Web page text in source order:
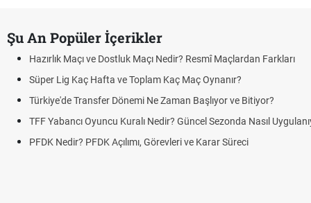
Şu An Popüler İçerikler
Hazırlık Maçı ve Dostluk Maçı Nedir? Resmî Maçlardan Farkları
Süper Lig Kaç Hafta ve Toplam Kaç Maç Oynanır?
Türkiye'de Transfer Dönemi Ne Zaman Başlıyor ve Bitiyor?
TFF Yabancı Oyuncu Kuralı Nedir? Güncel Sezonda Nasıl
PFDK Nedir? PFDK Açılımı, Görevleri ve Karar Süreci